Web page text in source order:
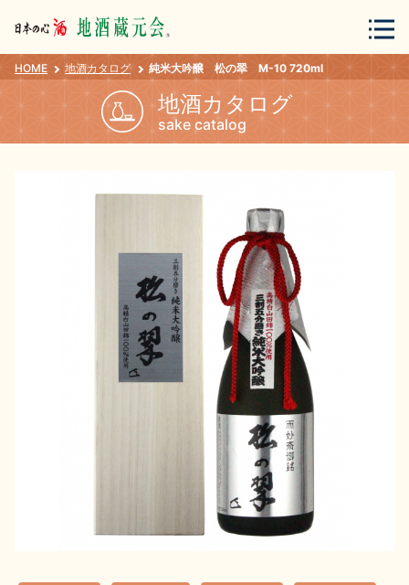
会員登録 ログイン
地酒カタログ
地酒解体新書
HOME 地酒カタログ 純米大吟醸 松の翠 M-10 720ml
地酒カタログ
sake catalog